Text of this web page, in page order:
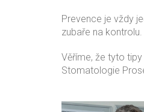
Prevence je vždy
zubaře na
Věříme, že tyto
Stomatologie